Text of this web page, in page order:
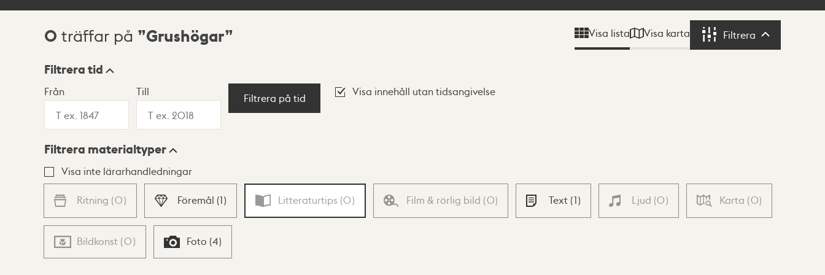
Sökresultat
0 träffar på Grushögar Visa lista Visa karta Filtrera Filtrera
Visningsläge
Lista Karta
Filtrera tid
Från Till
Filtrera på tid
Visa innehåll utan tidsangivelse
Filtrera materialtyper
Visa inte lärarhandledningar
Ritning (0) Föremål (1) Litteraturtips (0) Film & rörlig bild (0) Text (1) Ljud (0) Karta (0)
Bildkonst (0) Foto (4)